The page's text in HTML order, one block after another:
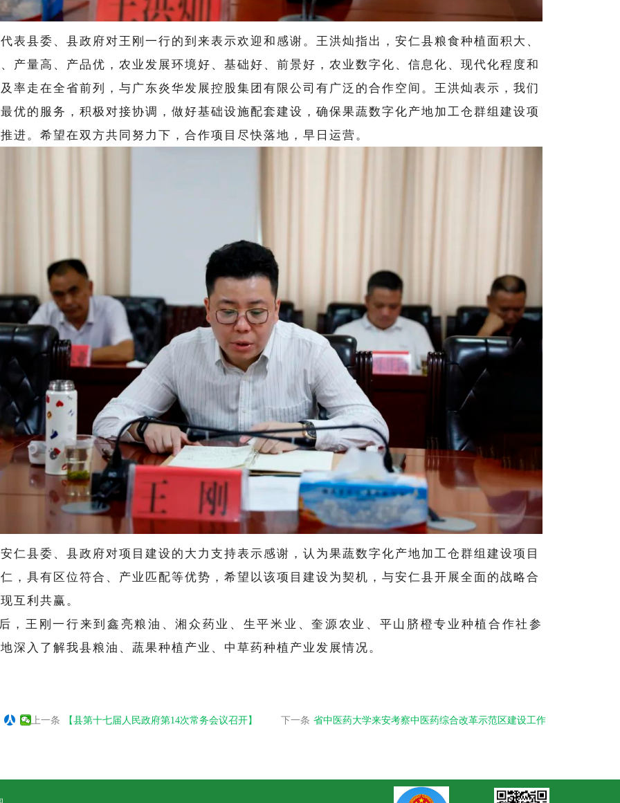
表县委、县政府对王刚一行的到来表示欢迎和感谢。 王洪灿指出，安仁县粮食种植面积大、
产量高、产品优，农业发展环境好、基础好、前景好，农业数字化、信息化、现代化程度和
率走在全省前列，与广东炎华发展控股集团有限公司有广泛的合作空间。 王洪灿表示，我们
优的服务，积极对接协调，做好基础设施配套建设，确保果蔬数字化产地加工仓群组建设项
进。 希望在双方共同努力下，合作项目尽快落地，早日运营。
仁县委、县政府对项目建设的大力支持表示感谢，认为果蔬数字化产地加工仓群组建设项目
，具有区位符合、产业匹配等优势，希望以该项目建设为契机，与安仁县开展全面的战略合
互利共赢。
，王刚一行来到鑫亮粮油、湘众药业、生平米业、奎源农业、平山脐橙专业种植合作社参
深入了解我县粮油、蔬果种植产业、中草药种植产业发展情况。
上一条 【县第十七届人民政府第14次常务会议召开】 下一条 省中医药大学来安考察中医药综合改革示范区建设工作